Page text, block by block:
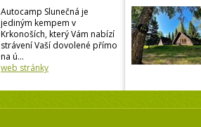
Autocamp Slunečná je
jediným kempem v
Krkonoších, který Vám nabízí
strávení Vaší dovolené přímo
na ú...
web stránky